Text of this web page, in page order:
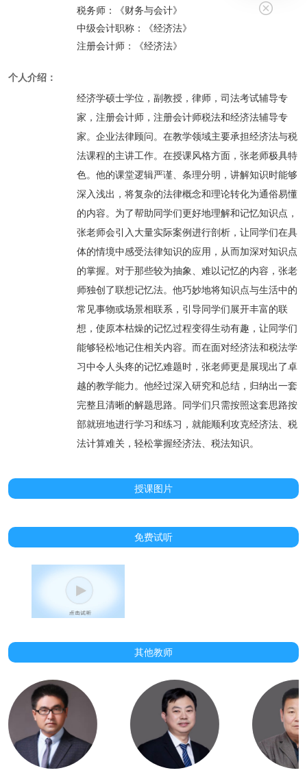
税务师：
《财务与会计》
中级会计职称：
《经济法》
注册会计师：
《经济法》
个人介绍：
经济学硕士学位，副教授，律师，司法考试辅导专
家，注册会计师，注册会计师税法和经济法辅导专
家。企业法律顾问。在教学领域主要承担经济法与税
法课程的主讲工作。在授课风格方面，张老师极具特
色。他的课堂逻辑严谨、条理分明，讲解知识时能够
深入浅出，将复杂的法律概念和理论转化为通俗易懂
的内容。为了帮助同学们更好地理解和记忆知识点，
张老师会引入大量实际案例进行剖析，让同学们在具
体的情境中感受法律知识的应用，从而加深对知识点
的掌握。对于那些较为抽象、难以记忆的内容，张老
师独创了联想记忆法。他巧妙地将知识点与生活中的
常见事物或场景相联系，引导同学们展开丰富的联
想，使原本枯燥的记忆过程变得生动有趣，让同学们
能够轻松地记住相关内容。而在面对经济法和税法学
习中令人头疼的记忆难题时，张老师更是展现出了卓
越的教学能力。他经过深入研究和总结，归纳出一套
完整且清晰的解题思路。同学们只需按照这套思路按
部就班地进行学习和练习，就能顺利攻克经济法、税
法计算难关，轻松掌握经济法、税法知识。
授课图片
免费试听
其他教师